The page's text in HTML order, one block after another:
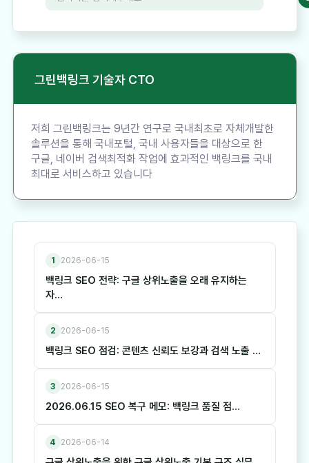
그린백링크 기술자 CTO
저희 그린백링크는 9년간 연구로 국내최초로 자체개발한
솔루션을 통해 국내포털, 국내 사용자들을 대상으로 한
구글, 네이버 검색최적화 작업에 효과적인 백링크를 국내
최대로 서비스하고 있습니다
1 2026-06-15
백링크 SEO 전략: 구글 상위노출을 오래 유지하는
자…
2 2026-06-15
백링크 SEO 점검: 콘텐츠 신뢰도 보강과 검색 노출 …
3 2026-06-15
2026.06.15 SEO 복구 메모: 백링크 품질 점…
4 2026-06-14